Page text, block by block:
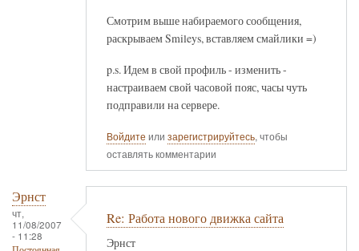
Смотрим выше набираемого сообщения,
раскрываем Smileys, вставляем смайлики =)
p.s. Идем в свой профиль - изменить -
настраиваем свой часовой пояс, часы чуть
подправили на сервере.
Войдите или зарегистрируйтесь, чтобы
оставлять комментарии
Эрнст
чт,
11/08/2007
- 11:28
Re: Работа нового движка сайта
Эрнст